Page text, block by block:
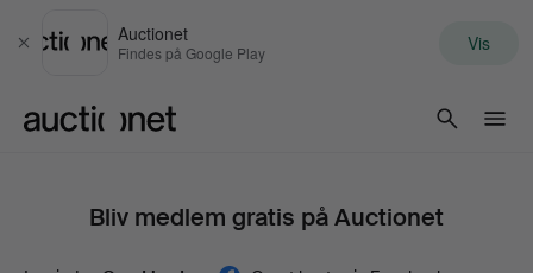
Luk
Auctionet
Findes på Google Play Vis
Bliv medlem gratis på Auctionet